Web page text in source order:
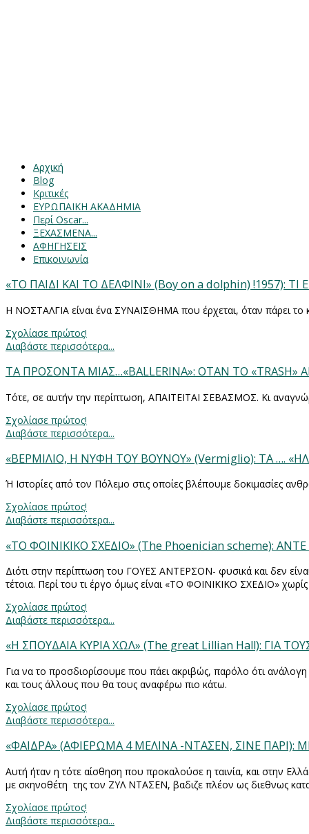
Αρχική
Blog
Κριτικές
ΕΥΡΩΠΑΙΚΗ ΑΚΑΔΗΜΙΑ
Περί Oscar...
ΞΕΧΑΣΜΕΝΑ...
ΑΦΗΓΗΣΕΙΣ
Επικοινωνία
«ΤΟ ΠΑΙΔΙ ΚΑΙ ΤΟ ΔΕΛΦΙΝΙ» (Boy on a dolphin) !1957):
Η ΝΟΣΤΑΛΓΙΑ είναι ένα ΣΥΝΑΙΣΘΗΜΑ που έρχεται, όταν πάρει το
Σχολίασε πρώτος!
Διαβάστε περισσότερα...
ΤΑ ΠΡΟΣΟΝΤΑ ΜΙΑΣ…«BALLERINA»: ΟΤΑΝ ΤΟ
Τότε, σε αυτήν την περίπτωση, ΑΠΑΙΤΕΙΤΑΙ ΣΕΒΑΣΜΟΣ. Κι
Σχολίασε πρώτος!
Διαβάστε περισσότερα...
«ΒΕΡΜΙΛΙΟ, Η ΝΥΦΗ ΤΟΥ ΒΟΥΝΟΥ» (Vermiglio): ΤΑ ….
Ή Ιστορίες από τον Πόλεμο στις οποίες βλέπουμε δοκιμασίες
Σχολίασε πρώτος!
Διαβάστε περισσότερα...
«ΤΟ ΦΟΙΝΙΚΙΚΟ ΣΧΕΔΙΟ» (The Phoenician scheme):
Διότι στην περίπτωση του ΓΟΥΕΣ ΑΝΤΕΡΣΟΝ- φυσικά και δεν
τέτοια. Περί του τι έργο όμως είναι «ΤΟ ΦΟΙΝΙΚΙΚΟ ΣΧΕΔΙΟ»
Σχολίασε πρώτος!
Διαβάστε περισσότερα...
«Η ΣΠΟΥΔΑΙΑ ΚΥΡΙΑ ΧΩΛ» (The great Lillian Hall): ΓΙΑ
Για να το προσδιορίσουμε που πάει ακριβώς, παρόλο ότι
και τους άλλους που θα τους αναφέρω πιο κάτω.
Σχολίασε πρώτος!
Διαβάστε περισσότερα...
«ΦΑΙΔΡΑ» (ΑΦΙΕΡΩΜΑ 4 ΜΕΛΙΝΑ -ΝΤΑΣΕΝ, ΣΙΝΕ ΠΑΡΙ):
Αυτή ήταν η τότε αίσθηση που προκαλούσε η ταινία, και στην
με σκηνοθέτη της τον ΖΥΛ ΝΤΑΣΕΝ, βαδιζε πλέον ως διεθνως
Σχολίασε πρώτος!
Διαβάστε περισσότερα...